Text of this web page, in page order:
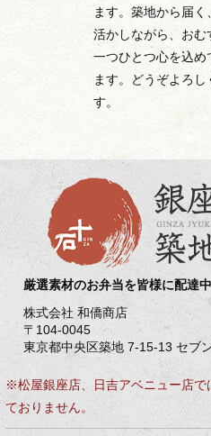
ます。築地から届
活かしながら、おむ
一つひとつ心を込め
ます。どうぞよろし
す。
厳選素材のお弁当を皆様に配達中
株式会社 和僑商店
〒104-0045
東京都中央区築地 7-15-13 セブ
※松屋銀座店、日吉アベニュー店で
ておりません。